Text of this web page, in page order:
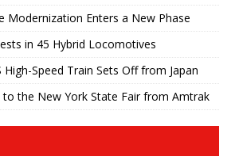
Modernization Enters a New Phase
in 45 Hybrid Locomotives
High-Speed ​​Train Sets Off from Japan
to the New York State Fair from Amtrak